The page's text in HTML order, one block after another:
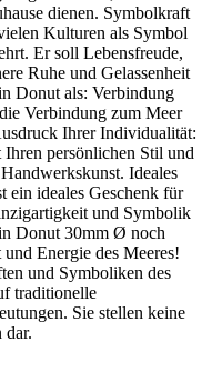
dienen. Symbolkraft
Kulturen als Symbol
Er soll Lebensfreude,
Ruhe und Gelassenheit
Donut als: Verbindung
Verbindung zum Meer
Ihrer Individualität:
persönlichen Stil und
Ideales
ein ideales Geschenk für
und Symbolik
Donut 30mm Ø noch
Energie des Meeres!
und Symboliken des
traditionelle
Sie stellen keine
dar.